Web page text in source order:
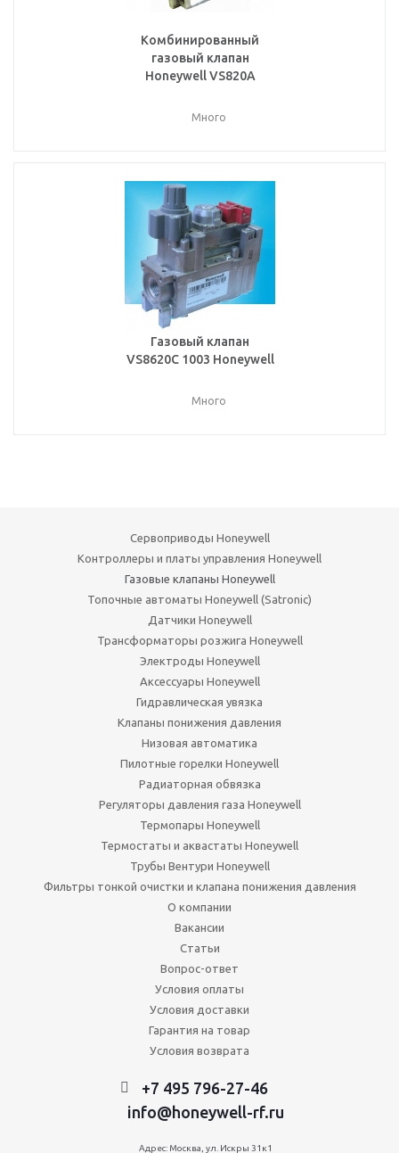
Комбинированный
газовый клапан
Honeywell VS820A
Много
Газовый клапан
VS8620C 1003 Honeywell
Много
Сервоприводы Honeywell
Контроллеры и платы управления Honeywell
Газовые клапаны Honeywell
Топочные автоматы Honeywell (Satronic)
Датчики Honeywell
Трансформаторы розжига Honeywell
Электроды Honeywell
Аксессуары Honeywell
Гидравлическая увязка
Клапаны понижения давления
Низовая автоматика
Пилотные горелки Honeywell
Радиаторная обвязка
Регуляторы давления газа Honeywell
Термопары Honeywell
Термостаты и аквастаты Honeywell
Трубы Вентури Honeywell
Фильтры тонкой очистки и клапана понижения давления
О компании
Вакансии
Статьи
Вопрос-ответ
Условия оплаты
Условия доставки
Гарантия на товар
Условия возврата
+7 495 796-27-46
info@honeywell-rf.ru
Адрес: Москва, ул. Искры 31к1